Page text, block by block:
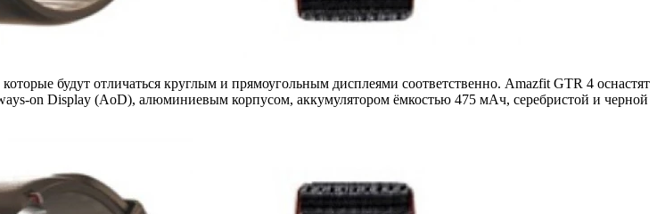
будут отличаться круглым и прямоугольным дисплеями соответственно. Amazfit GTR 4 оснастят
on Display (AoD), алюминиевым корпусом, аккумулятором ёмкостью 475 мАч, серебристой и черной